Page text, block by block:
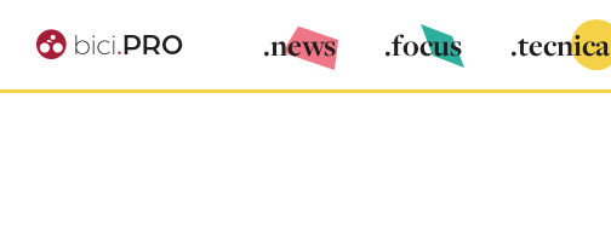
.news .focus .tecnica